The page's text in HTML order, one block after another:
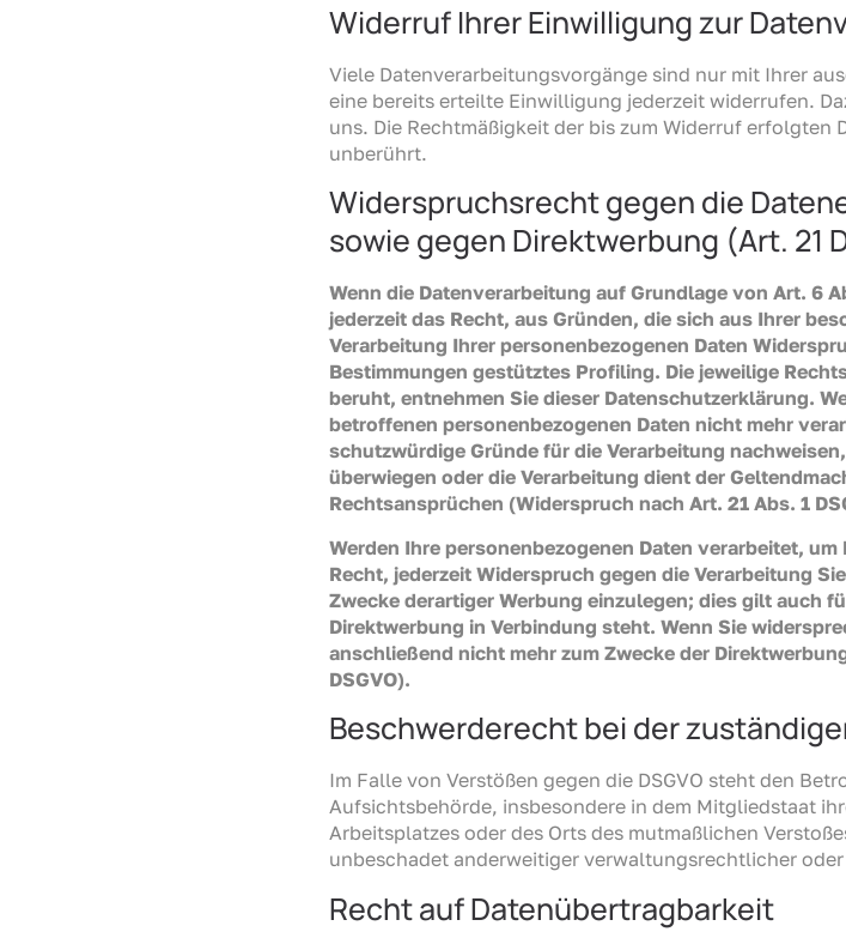
Widerruf Ihrer Einwilligung zur
Viele Datenverarbeitungsvorgänge sind nur mit Ihrer
eine bereits erteilte Einwilligung jederzeit widerrufen.
uns. Die Rechtmäßigkeit der bis zum Widerruf
unberührt.
Widerspruchsrecht gegen die
sowie gegen Direktwerbung (Art. 21
Wenn die Datenverarbeitung auf Grundlage von Art. 6
jederzeit das Recht, aus Gründen, die sich aus Ihrer
Verarbeitung Ihrer personenbezogenen Daten
Bestimmungen gestütztes Profiling. Die jeweilige
beruht, entnehmen Sie dieser Datenschutzerklärung.
betroffenen personenbezogenen Daten nicht mehr
schutzwürdige Gründe für die Verarbeitung
überwiegen oder die Verarbeitung dient der
Rechtsansprüchen (Widerspruch nach Art. 21 Abs. 1
Werden Ihre personenbezogenen Daten verarbeitet,
Recht, jederzeit Widerspruch gegen die Verarbeitung
Zwecke derartiger Werbung einzulegen; dies gilt auch
Direktwerbung in Verbindung steht. Wenn Sie
anschließend nicht mehr zum Zwecke der
DSGVO).
Beschwerderecht bei der
Im Falle von Verstößen gegen die DSGVO steht den
Aufsichtsbehörde, insbesondere in dem Mitgliedstaat
Arbeitsplatzes oder des Orts des mutmaßlichen
unbeschadet anderweitiger verwaltungsrechtlicher
Recht auf Datenübertragbarkeit